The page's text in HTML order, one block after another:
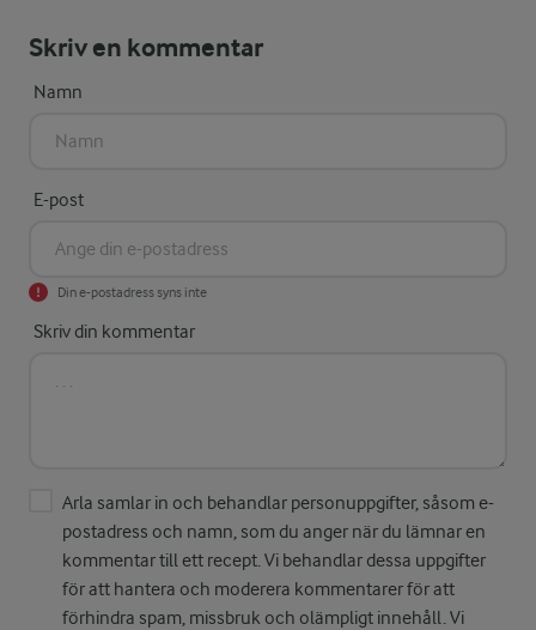
Skriv en kommentar
Namn
E-post
Din e-postadress syns inte
Skriv din kommentar
Arla samlar in och behandlar personuppgifter, såsom e-
postadress och namn, som du anger när du lämnar en
kommentar till ett recept. Vi behandlar dessa uppgifter
för att hantera och moderera kommentarer för att
förhindra spam, missbruk och olämpligt innehåll. Vi